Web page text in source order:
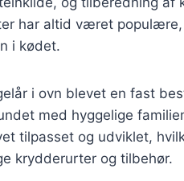
har altid været
i kødet.
i ovn blevet en fast
med hyggelige
tilpasset og udviklet,
krydderurter og tilbehør.